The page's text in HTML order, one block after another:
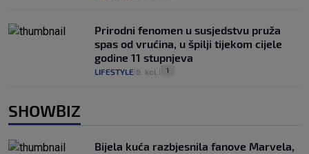
Prirodni fenomen u susjedstvu pruža
spas od vrućina, u špilji tijekom cijele
godine 11 stupnjeva
LIFESTYLE 6. kol. 1
SHOWBIZ
Bijela kuća razbjesnila fanove Marvela,